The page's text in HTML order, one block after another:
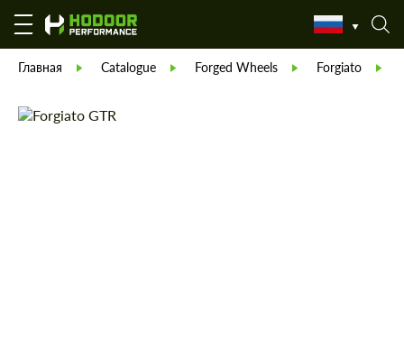
Главная Catalogue Forged Wheels Forgiato